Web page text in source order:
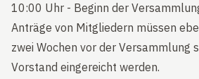
10:00 Uhr - Beginn der
Anträge von Mitgliedern müssen
zwei Wochen vor der Versammlung
Vorstand eingereicht werden.